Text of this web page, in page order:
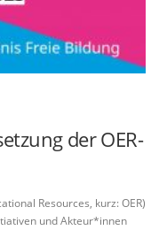
der OER-
Resources, kurz: OER)
und Akteur*innen